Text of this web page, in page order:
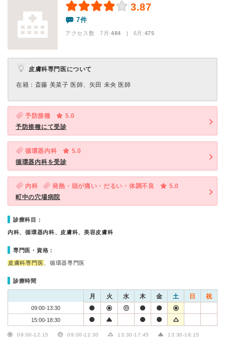
3.87
7件
アクセス数 7月:484 | 6月:475
皮膚科専門医について
在籍：斎藤 美菜子 医師、矢田 未央 医師
予防接種
5.0
予防接種にて受診
循環器内科
5.0
循環器内科を受診
内科 発熱・頭が痛い・だるい・体調不良
5.0
町中の穴場病院
診療科目：
内科、循環器内科、皮膚科、美容皮膚科
専門医・資格：
皮膚科専門医 、循環器専門医
診療時間
月 火 水 木 金 土 日 祝
09:00-13:30
15:00-18:30
09:00-12:15 09:00-12:30 13:30-17:45 13:30-18:15